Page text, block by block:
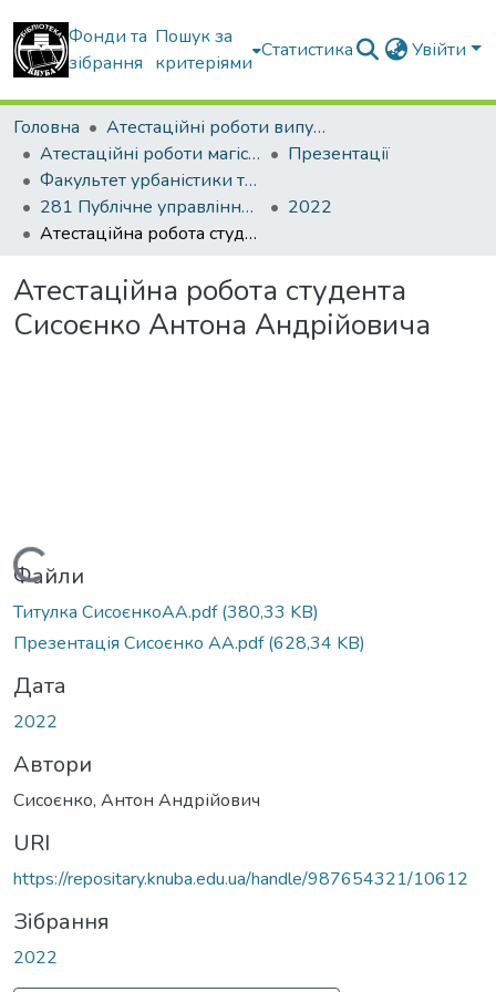
Фонди та
зібрання
Пошук за
критеріями
Статистика Увійти
Головна
Атестаційні роботи випускників
Атестаційні роботи магістрів
Презентації
Факультет урбаністики та просторового планування
281 Публічне управління та адміністрування. Державне управління у сфері містобудівної діяльності
2022
Атестаційна робота студента Сисоєнко Антона Андрійовича
Атестаційна робота студента
Сисоєнко Антона Андрійовича
Вантажиться...
Файли
Титулка СисоєнкоАА.pdf(380,33 KB)
Презентація Сисоєнко АА.pdf(628,34 KB)
Дата
2022
Автори
Сисоєнко, Антон Андрійович
URI
https://repositary.knuba.edu.ua/handle/987654321/10612
Зібрання
2022